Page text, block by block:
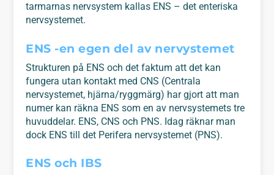
tarmarnas nervsystem kallas ENS – det enteriska
nervsystemet.
ENS -en egen del av nervystemet
Strukturen på ENS och det faktum att det kan
fungera utan kontakt med CNS (Centrala
nervsystemet, hjärna/ryggmärg) har gjort att man
numer kan räkna ENS som en av nervsystemets tre
huvuddelar. ENS, CNS och PNS. Idag räknar man
dock ENS till det Perifera nervsystemet (PNS).
ENS och IBS